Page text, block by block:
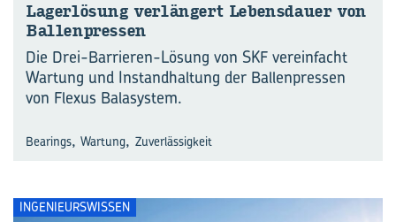
La­ger­lö­sung ver­län­gert Le­bens­dau­er von
Bal­len­pres­sen
Die Drei-Barrieren-Lösung von SKF vereinfacht
Wartung und Instandhaltung der Ballenpressen
von Flexus Balasystem.
Bearings, Wartung, Zuverlässigkeit
INGENIEURSWISSEN